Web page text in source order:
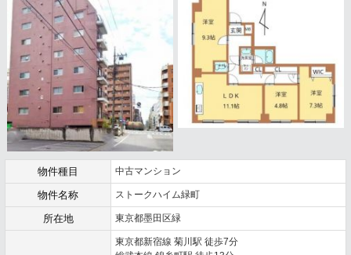
物件種目 中古マンション
物件名称 ストークハイム緑町
所在地 東京都墨田区緑
東京都新宿線 菊川駅 徒歩7分